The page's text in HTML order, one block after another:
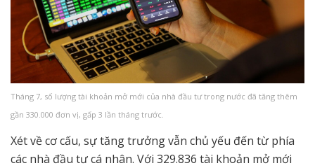
Tháng 7, số lượng tài khoản mở mới của nhà đầu tư trong nước đã tăng thêm
gần 330.000 đơn vị, gấp 3 lần tháng trước.
Xét về cơ cấu, sự tăng trưởng vẫn chủ yếu đến từ phía
các nhà đầu tư cá nhân. Với 329.836 tài khoản mở mới